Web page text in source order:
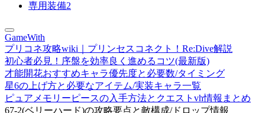
専用装備2
GameWith
プリコネ攻略wiki｜プリンセスコネクト！Re:Dive解説
初心者必見！序盤を効率良く進めるコツ(最新版)
才能開花おすすめキャラ優先度と必要数/タイミング
星6の上げ方と必要なアイテム/実装キャラ一覧
ピュアメモリーピースの入手方法とクエストvh情報まとめ
67-2(ベリーハード)の攻略要点と敵構成/ドロップ情報